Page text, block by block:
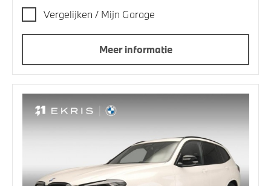
Vergelijken / Mijn Garage
Meer informatie